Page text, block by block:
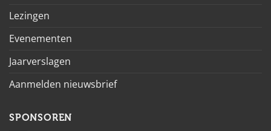
Lezingen
Evenementen
Jaarverslagen
Aanmelden nieuwsbrief
SPONSOREN